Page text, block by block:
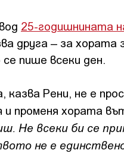
25-годишнината
друга – за
пише всеки ден.
казва Рени, не е
и променя хората
Не всеки би се
не е